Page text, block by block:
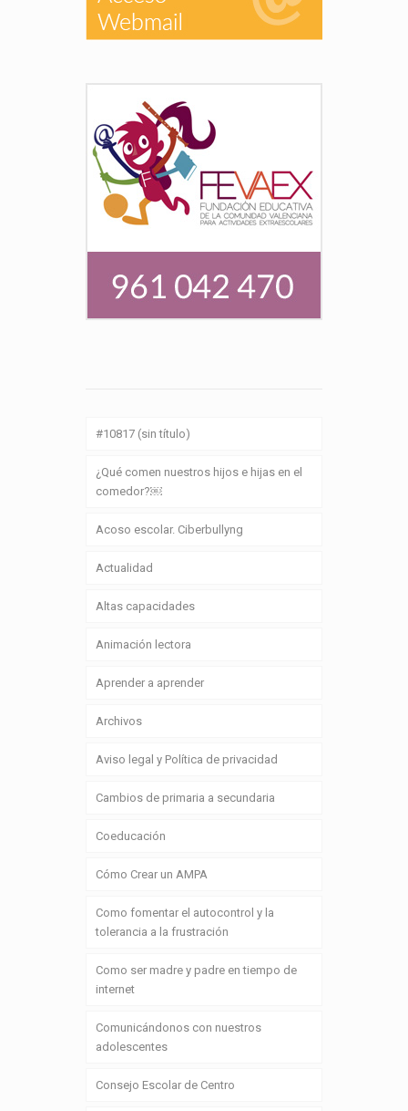
#10817 (sin título)
¿Qué comen nuestros hijos e hijas en el
comedor?￼
Acoso escolar. Ciberbullyng
Actualidad
Altas capacidades
Animación lectora
Aprender a aprender
Archivos
Aviso legal y Política de privacidad
Cambios de primaria a secundaria
Coeducación
Cómo Crear un AMPA
Como fomentar el autocontrol y la
tolerancia a la frustración
Como ser madre y padre en tiempo de
internet
Comunicándonos con nuestros
adolescentes
Consejo Escolar de Centro